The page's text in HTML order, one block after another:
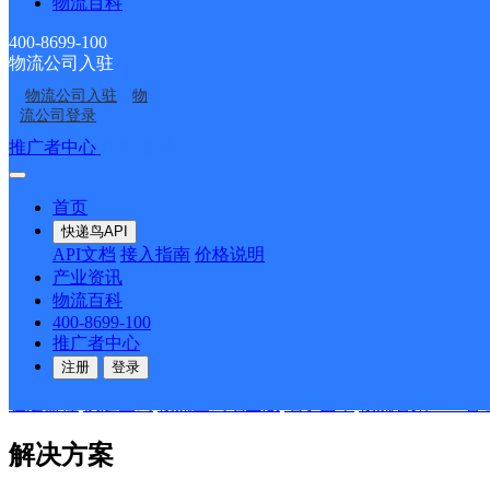
400-8699-100
物流公司入驻
物流公司入驻
物
流公司登录
推广者中心
首页
快递鸟API
API文档 接入指南 价格说明
产业资讯
物流百科
400-8699-100
推广者中心
注册 登录
热门产品
解决方案